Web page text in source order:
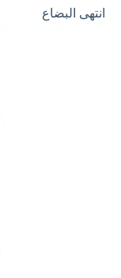
انتهى البضاع